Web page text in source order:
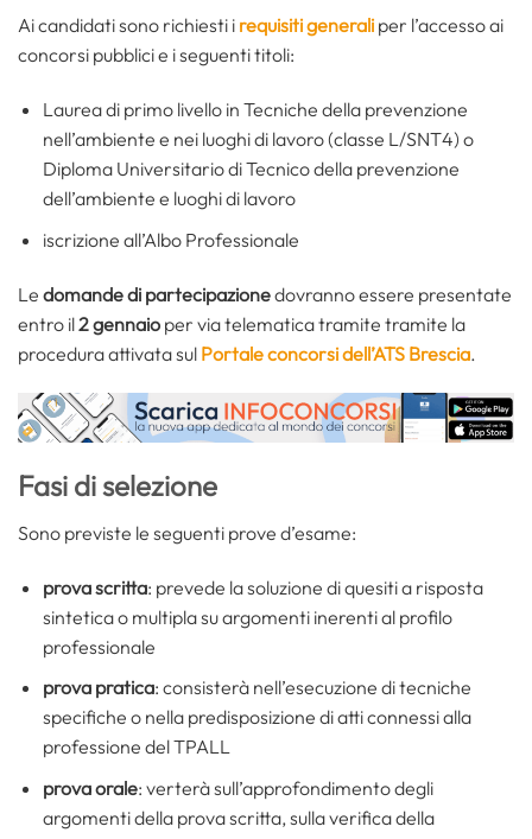
Ai candidati sono richiesti i requisiti generali per l’accesso ai
concorsi pubblici e i seguenti titoli:
Laurea di primo livello in Tecniche della prevenzione
nell’ambiente e nei luoghi di lavoro (classe L/SNT4) o
Diploma Universitario di Tecnico della prevenzione
dell’ambiente e luoghi di lavoro
iscrizione all’Albo Professionale
Le domande di partecipazionedovranno essere presentate
entro il2 gennaio per via telematica tramite tramite la
procedura attivata sul Portale concorsi dell’ATS Brescia.
Fasi di selezione
Sono previste le seguenti prove d’esame:
prova scritta: prevede la soluzione di quesiti a risposta
sintetica o multipla su argomenti inerenti al profilo
professionale
prova pratica: consisterà nell’esecuzione di tecniche
specifiche o nella predisposizione di atti connessi alla
professione del TPALL
prova orale: verterà sull’approfondimento degli
argomenti della prova scritta, sulla verifica della